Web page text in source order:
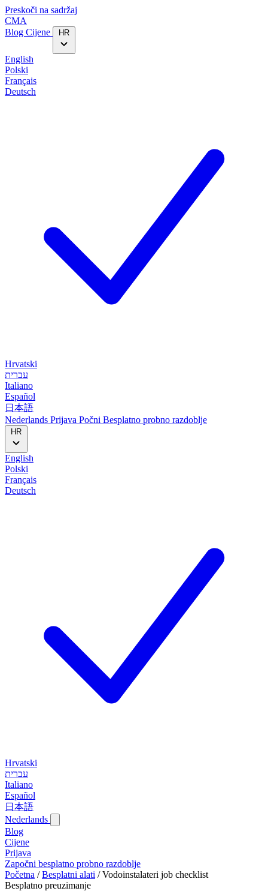
Preskoči na sadržaj
CMA
Blog‎ Cijene HR
English
Polski
Français
Deutsch
Hrvatski
עברית
Italiano
Español
日本語
Nederlands Prijava Počni Besplatno probno razdoblje
HR
English
Polski
Français
Deutsch
Hrvatski
עברית
Italiano
Español
日本語
Nederlands
Blog‎
Cijene
Prijava
Započni besplatno probno razdoblje
Početna / Besplatni alati / Vodoinstalateri job checklist
Besplatno preuzimanje